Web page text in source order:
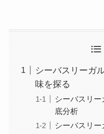
シーバスリーガ
味を探る
シーバスリ
底分析
シーバスリ